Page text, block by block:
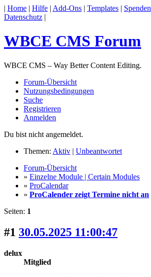
| Home | Hilfe | Add-Ons | Templates | Spenden
Datenschutz |
WBCE CMS Forum
WBCE CMS – Way Better Content Editing.
Forum-Übersicht
Nutzungsbedingungen
Suche
Registrieren
Anmelden
Du bist nicht angemeldet.
Themen: Aktiv | Unbeantwortet
Forum-Übersicht
» Einzelne Module | Certain Modules
» ProCalendar
» ProCalender zeigt Termine nicht an
Seiten: 1
#1 30.05.2025 11:00:47
delux
Mitglied